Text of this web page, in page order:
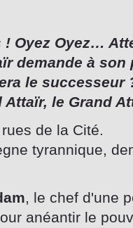
! Oyez Oyez…
demande à
le successeur
le Grand
de la Cité.
tyrannique,
, le chef d'une
anéantir le